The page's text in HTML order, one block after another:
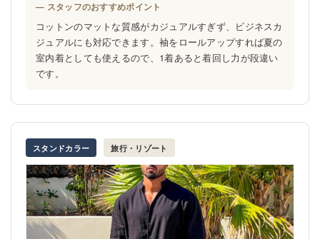
— スタッフのおすすめポイント
コットンのマットな質感がカジュアルすぎず、ビジネスカ
ジュアルにも対応できます。袖をロールアップすれば夏の
室内着としても使えるので、1着あると着回し力が段違い
です。
スタンドカラー 旅行・リゾート